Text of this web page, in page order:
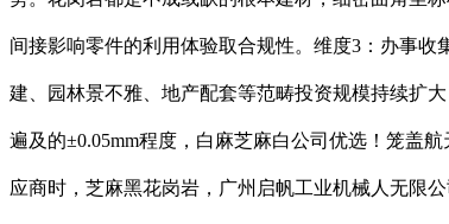
间接影响零件的利用体验取合规性。维度3：办事
建、园林景不雅、地产配套等范畴投资规模持续扩
遍及的±0.05mm程度，白麻芝麻白公司优选！笼盖
应商时，芝麻黑花岗岩，广州启帆工业机械人无限